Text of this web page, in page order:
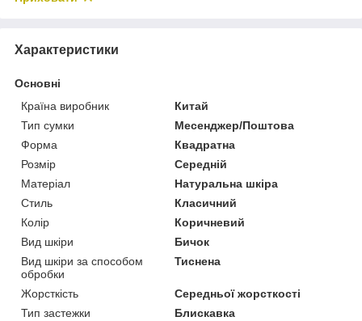
Характеристики
Основні
Країна виробник
Китай
Тип сумки
Месенджер/Поштова
Форма
Квадратна
Розмір
Середній
Матеріал
Натуральна шкіра
Стиль
Класичний
Колір
Коричневий
Вид шкіри
Бичок
Вид шкіри за способом
обробки
Тиснена
Жорсткість
Середньої жорсткості
Тип застежки
Блискавка